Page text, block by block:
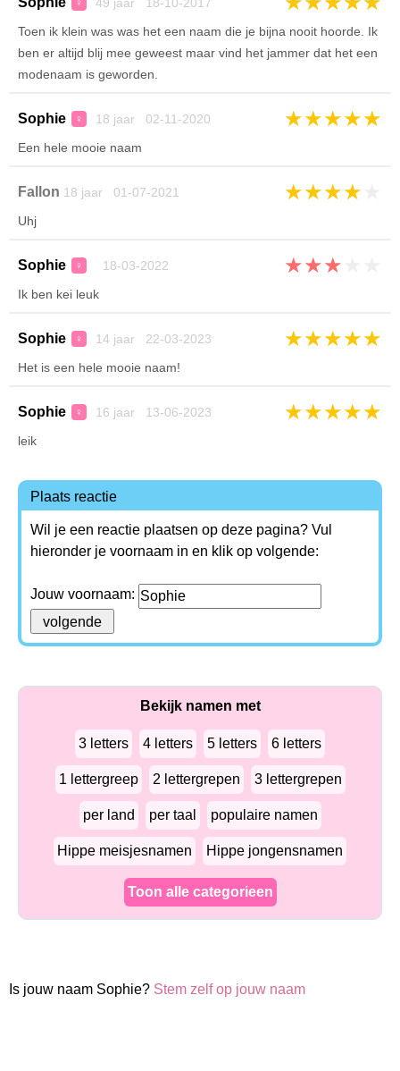
♀
Toen ik klein was was het een naam die je bijna nooit hoorde. Ik
ben er altijd blij mee geweest maar vind het jammer dat het een
modenaam is geworden.
Sophie ♀ 18 jaar 02-11-2020 ★★★★★
Een hele mooie naam
Fallon 18 jaar 01-07-2021 ★★★★
Uhj
Sophie ♀ 18-03-2022 ★★★
Ik ben kei leuk
Sophie ♀ 14 jaar 22-03-2023 ★★★★★
Het is een hele mooie naam!
Sophie ♀ 16 jaar 13-06-2023 ★★★★★
leik
Plaats reactie
Wil je een reactie plaatsen op deze pagina? Vul
hieronder je voornaam in en klik op volgende:
Jouw voornaam:
Bekijk namen met
3 letters 4 letters 5 letters 6 letters
1 lettergreep 2 lettergrepen 3 lettergrepen
per land per taal populaire namen
Hippe meisjesnamen Hippe jongensnamen
Toon alle categorieen
Is jouw naam Sophie? Stem zelf op jouw naam